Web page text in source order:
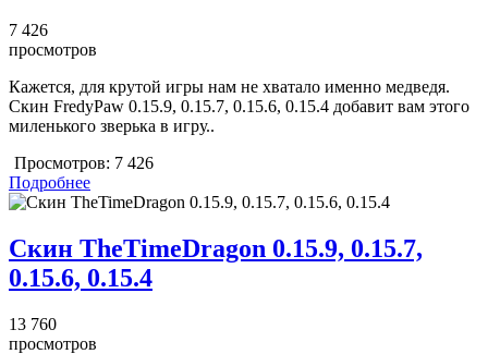
7 426
просмотров
Кажется, для крутой игры нам не хватало именно медведя.
Скин FredyPaw 0.15.9, 0.15.7, 0.15.6, 0.15.4 добавит вам этого
миленького зверька в игру..
Просмотров: 7 426
Подробнее
Скин TheTimeDragon 0.15.9, 0.15.7,
0.15.6, 0.15.4
13 760
просмотров